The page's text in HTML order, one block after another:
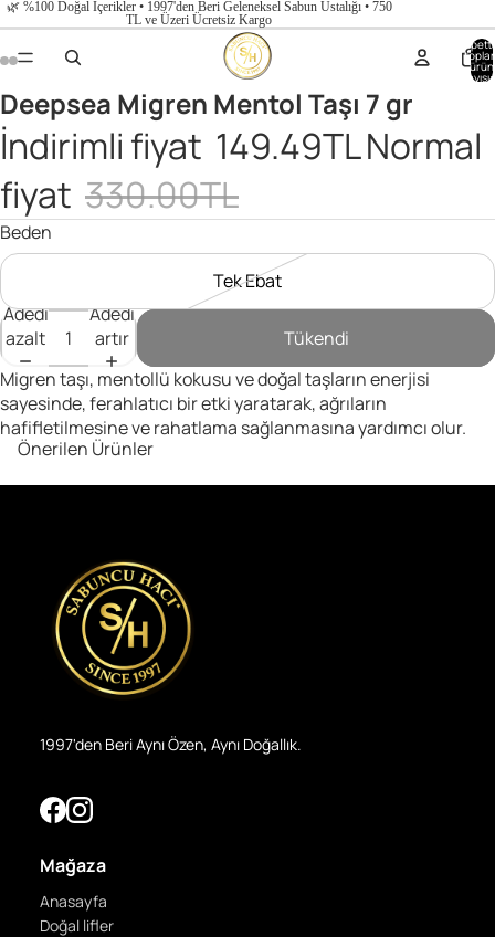
🌿 %100 Doğal İçerikler • 1997'den Beri Geleneksel Sabun Ustalığı • 750
TL ve Üzeri Ücretsiz Kargo
ürün
Deepsea Migren Mentol Taşı 7 gr
İndirimli fiyat 149.49TLNormal
fiyat 330.00TL
Beden
Tek Ebat
Adedi
azalt
Adedi
artır
Tükendi
Migren taşı, mentollü kokusu ve doğal taşların enerjisi
sayesinde, ferahlatıcı bir etki yaratarak, ağrıların
hafifletilmesine ve rahatlama sağlanmasına yardımcı olur.
Önerilen Ürünler
1997'den Beri Aynı Özen, Aynı Doğallık.
Mağaza
Anasayfa
Doğal lifler